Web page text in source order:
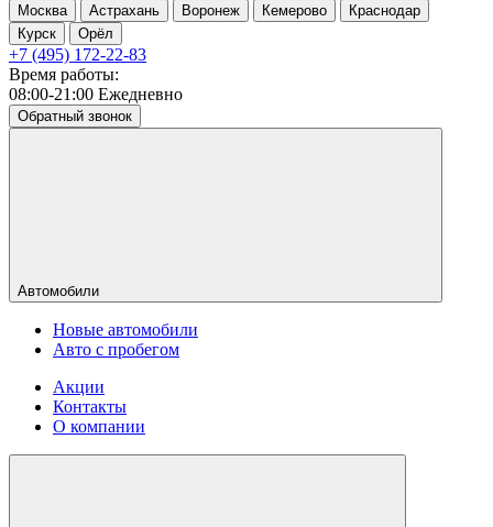
Москва
Астрахань Воронеж Кемерово
Краснодар
Курск
Орёл
+7 (495) 172-22-83
Время работы:
08:00-21:00 Ежедневно
Обратный звонок
Автомобили
Новые автомобили
Авто с пробегом
Акции
Контакты
О компании